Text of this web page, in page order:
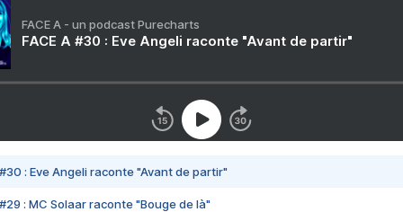
FACE A - un podcast Purecharts
FACE A #30 : Eve Angeli raconte "Avant de partir"
#30 : Eve Angeli raconte "Avant de partir"
#29 : MC Solaar raconte "Bouge de là"